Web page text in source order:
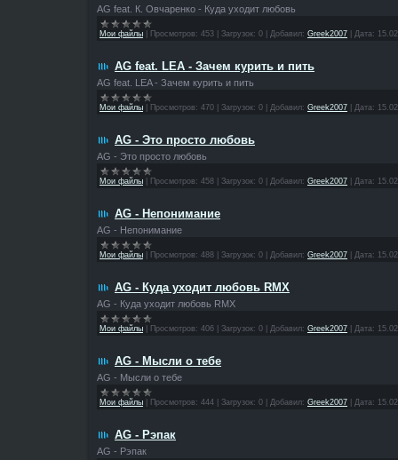
AG feat. К. Овчаренко - Куда уходит любовь
Мои файлы Просмотров: 453 Загрузок: 0 Добавил: Greek2007 Дата:
AG feat. LEA - Зачем курить и пить
AG feat. LEA - Зачем курить и пить
Мои файлы Просмотров: 470 Загрузок: 0 Добавил: Greek2007 Дата:
AG - Это просто любовь
AG - Это просто любовь
Мои файлы Просмотров: 458 Загрузок: 0 Добавил: Greek2007 Дата:
AG - Непонимание
AG - Непонимание
Мои файлы Просмотров: 488 Загрузок: 0 Добавил: Greek2007 Дата:
AG - Куда уходит любовь RMX
AG - Куда уходит любовь RMX
Мои файлы Просмотров: 406 Загрузок: 0 Добавил: Greek2007 Дата:
AG - Мысли о тебе
AG - Мысли о тебе
Мои файлы Просмотров: 444 Загрузок: 0 Добавил: Greek2007 Дата:
AG - Рэпак
AG - Рэпак